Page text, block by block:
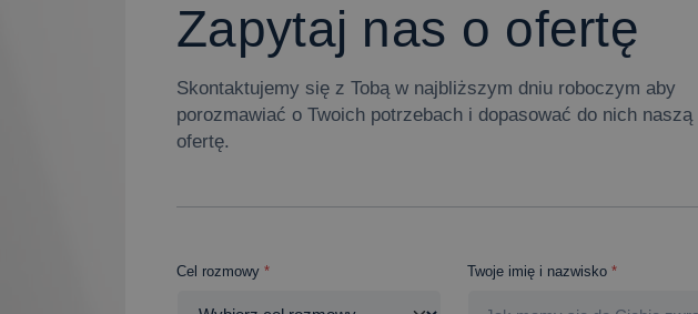
Zapytaj nas o ofertę
Skontaktujemy się z Tobą w najbliższym dniu roboczym aby
porozmawiać o Twoich potrzebach i dopasować do nich naszą
ofertę.
Cel rozmowy* Twoje imię i nazwisko *